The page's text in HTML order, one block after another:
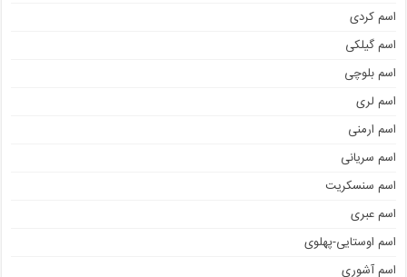
اسم کردی
اسم گیلکی
اسم بلوچی
اسم لری
اسم ارمنی
اسم سریانی
اسم سنسکریت
اسم عبری
اسم اوستایی-پهلوی
اسم آشوری